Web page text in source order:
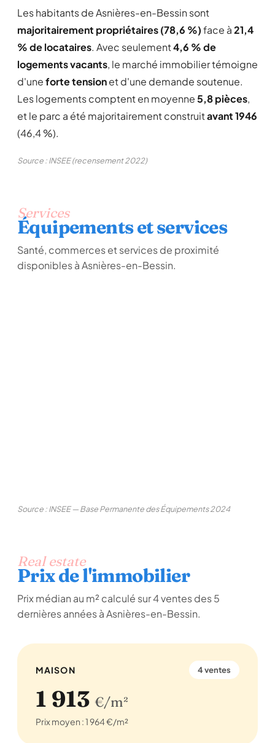
Les habitants de Asnières-en-Bessin sont
majoritairement propriétaires (78,6 %)face à21,4
% de locataires. Avec seulement4,6 % de
logements vacants, le marché immobilier témoigne
d'uneforte tensionet d'une demande soutenue.
Les logements comptent en moyenne5,8 pièces,
et le parc a été majoritairement construitavant 1946
(46,4 %).
Source : INSEE (recensement 2022)
Services
Équipements et services
Santé, commerces et services de proximité
disponibles à Asnières-en-Bessin.
Source : INSEE — Base Permanente des Équipements 2024
Real estate
Prix de l'immobilier
Prix médian au m² calculé sur 4 ventes des 5
dernières années à Asnières-en-Bessin.
MAISON 4 ventes
1 913 €/m²
Prix moyen : 1 964 €/m²